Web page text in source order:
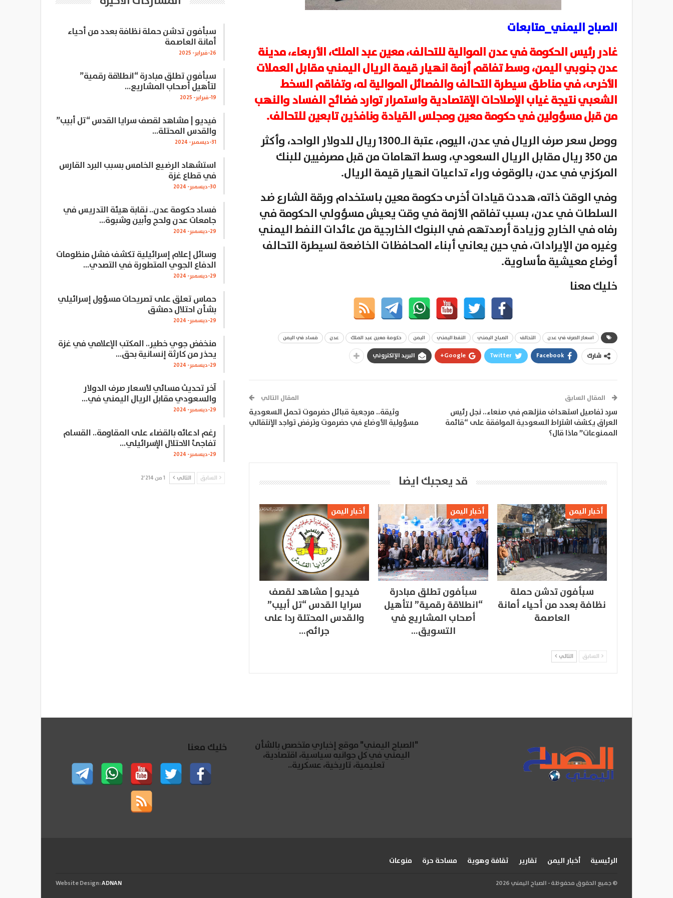
الصباح اليمني_متابعات
غادر رئيس الحكومة في عدن الموالية للتحالف، معين عبد الملك، الأربعاء، مدينة
عدن جنوبي اليمن، وسط تفاقم أزمة انهيار قيمة الريال اليمني مقابل العملات
الأخرى، في مناطق سيطرة التحالف والفصائل الموالية له، وتفاقم السخط
الشعبي نتيجة غياب الإصلاحات الإقتصادية واستمرار توارد فضائح الفساد والنهب
من قبل مسؤولين في حكومة معين ومجلس القيادة ونافذين تابعين للتحالف.
ووصل سعر صرف الريال في عدن، اليوم، عتبة الـ1300 ريال للدولار الواحد، وأكثر
من 350 ريال مقابل الريال السعودي، وسط اتهامات من قبل مصرفيين للبنك
المركزي في عدن، بالوقوف وراء تداعيات انهيار قيمة الريال.
وفي الوقت ذاته، هددت قيادات أخرى حكومة معين باستخدام ورقة الشارع ضد
السلطات في عدن، بسبب تفاقم الأزمة في وقت يعيش مسؤولي الحكومة في
رفاه في الخارج وزيادة أرصدتهم في البنوك الخارجية من عائدات النفط اليمني
وغيره من الإيرادات، في حين يعاني أبناء المحافظات الخاضعة لسيطرة التحالف
أوضاع معيشية مأساوية.
خليك معنا
اسعار الصرف في عدن التحالف الصباح اليمني النفط اليمني اليمن حكومة معين عبد الملك عدن فساد في اليمن
شارك Facebook
Twitter
Google+ البريد الإلكتروني
المقال السابق
سرد تفاصيل استهداف منزلهم في صنعاء.. نجل رئيس
العراق يكشف اشتراط السعودية الموافقة على “قائمة
الممنوعات” ماذا قال؟
المقال التالي
وثيقة.. مرجعية قبائل حضرموت تحمل السعودية
مسؤولية الأوضاع في حضرموت وترفض تواجد الإنتقالي
قد يعجبك ايضا
أخبار اليمن
سبأفون تدشن حملة
نظافة بعدد من أحياء أمانة
العاصمة
أخبار اليمن
سبأفون تطلق مبادرة
“انطلاقة رقمية” لتأهيل
أصحاب المشاريع في
التسويق…
أخبار اليمن
فيديو | مشاهد لقصف
سرايا القدس “تل أبيب”
والقدس المحتلة ردا على
جرائم…
السابق التالي
سبأفون تدشن حملة نظافة بعدد من أحياء
أمانة العاصمة
26-فبراير- 2025
سبأفون تطلق مبادرة “انطلاقة رقمية”
لتأهيل أصحاب المشاريع…
19-فبراير- 2025
فيديو | مشاهد لقصف سرايا القدس “تل أبيب”
والقدس المحتلة…
31-ديسمبر- 2024
استشهاد الرضيع الخامس بسبب البرد القارس
في قطاع غزة
30-ديسمبر- 2024
فساد حكومة عدن.. نقابة هيئة التدريس في
جامعات عدن ولحج وأبين وشبوة…
29-ديسمبر- 2024
وسائل إعلام إسرائيلية تكشف فشل منظومات
الدفاع الجوي المتطورة في التصدي…
29-ديسمبر- 2024
حماس تعلق على تصريحات مسؤول إسرائيلي
بشأن احتلال دمشق
29-ديسمبر- 2024
منخفض جوي خطير.. المكتب الإعلامي في غزة
يحذر من كارثة إنسانية بحق…
29-ديسمبر- 2024
آخر تحديث مسائي لأسعار صرف الدولار
والسعودي مقابل الريال اليمني في…
29-ديسمبر- 2024
رغم ادعائه بالقضاء على المقاومة.. القسام
تفاجئ الاحتلال الإسرائيلي…
29-ديسمبر- 2024
السابق التالي 1 من 2٬214
"الصباح اليمني" موقع إخباري متخصص بالشأن
اليمني في كل جوانبه سياسية، اقتصادية،
تعليمية، تاريخية، عسكرية..
خليك معنا
الرئيسية أخبار اليمن تقارير ثقافة وهوية مساحة حرة منوعات
© جميع الحقوق محفوظة - الصباح اليمني 2026 Website Design:ADNAN